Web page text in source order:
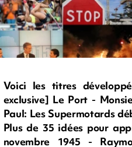
Voici les titres
exclusive] Le Port -
Paul: Les Supermotards
Plus de 35 idées pour
novembre 1945 -